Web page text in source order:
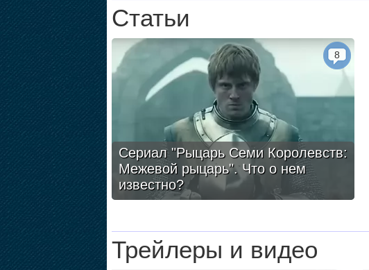
Статьи
Сериал "Рыцарь Семи Королевств:
Межевой рыцарь". Что о нем
известно?
8
Трейлеры и видео